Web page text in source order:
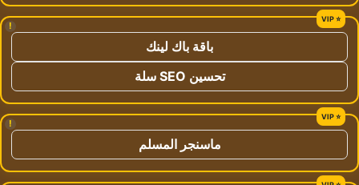
!
باقة باك لينك
تحسين SEO سلة
!
ماسنجر المسلم